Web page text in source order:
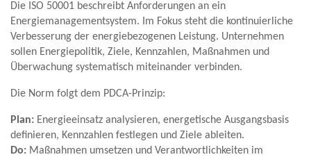
Die ISO 50001 beschreibt Anforderungen an ein
Energiemanagementsystem. Im Fokus steht die kontinuierliche
Verbesserung der energiebezogenen Leistung. Unternehmen
sollen Energiepolitik, Ziele, Kennzahlen, Maßnahmen und
Überwachung systematisch miteinander verbinden.
Die Norm folgt dem PDCA-Prinzip:
Plan: Energieeinsatz analysieren, energetische Ausgangsbasis
definieren, Kennzahlen festlegen und Ziele ableiten.
Do: Maßnahmen umsetzen und Verantwortlichkeiten im